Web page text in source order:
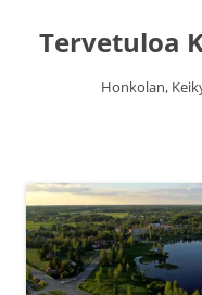
Tervetuloa
Honkolan,